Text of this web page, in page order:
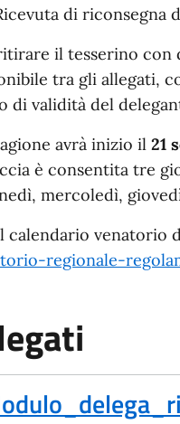
di riconsegna
il tesserino con
tra gli allegati,
di validità del
avrà inizio il 21
è consentita tre
mercoledì,
calendario venatorio
regionale-
PDF,